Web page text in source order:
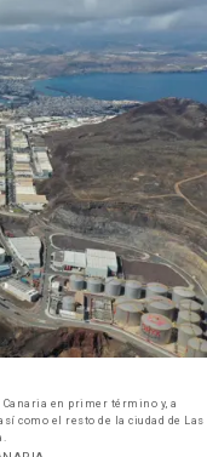
Canaria en primer término y, a
como el resto de la ciudad de Las